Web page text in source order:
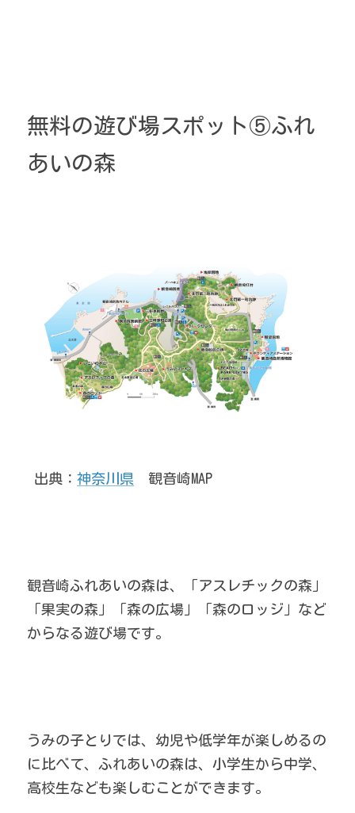
無料の遊び場スポット⑤ふれ
あいの森
出典： 神奈川県 観音崎MAP
観音崎ふれあいの森は、「アスレチックの森」
「果実の森」「森の広場」「森のロッジ」など
からなる遊び場です。
うみの子とりでは、幼児や低学年が楽しめるの
に比べて、ふれあいの森は、小学生から中学、
高校生なども楽しむことができます。